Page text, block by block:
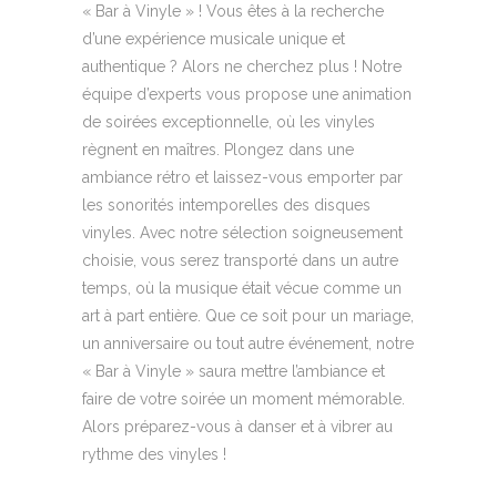
« Bar à Vinyle » ! Vous êtes à la recherche
d’une expérience musicale unique et
authentique ? Alors ne cherchez plus ! Notre
équipe d’experts vous propose une animation
de soirées exceptionnelle, où les vinyles
règnent en maîtres. Plongez dans une
ambiance rétro et laissez-vous emporter par
les sonorités intemporelles des disques
vinyles. Avec notre sélection soigneusement
choisie, vous serez transporté dans un autre
temps, où la musique était vécue comme un
art à part entière. Que ce soit pour un mariage,
un anniversaire ou tout autre événement, notre
« Bar à Vinyle » saura mettre l’ambiance et
faire de votre soirée un moment mémorable.
Alors préparez-vous à danser et à vibrer au
rythme des vinyles !